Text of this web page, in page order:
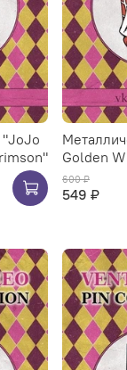
"JoJo
Golden
600 ₽
549 ₽